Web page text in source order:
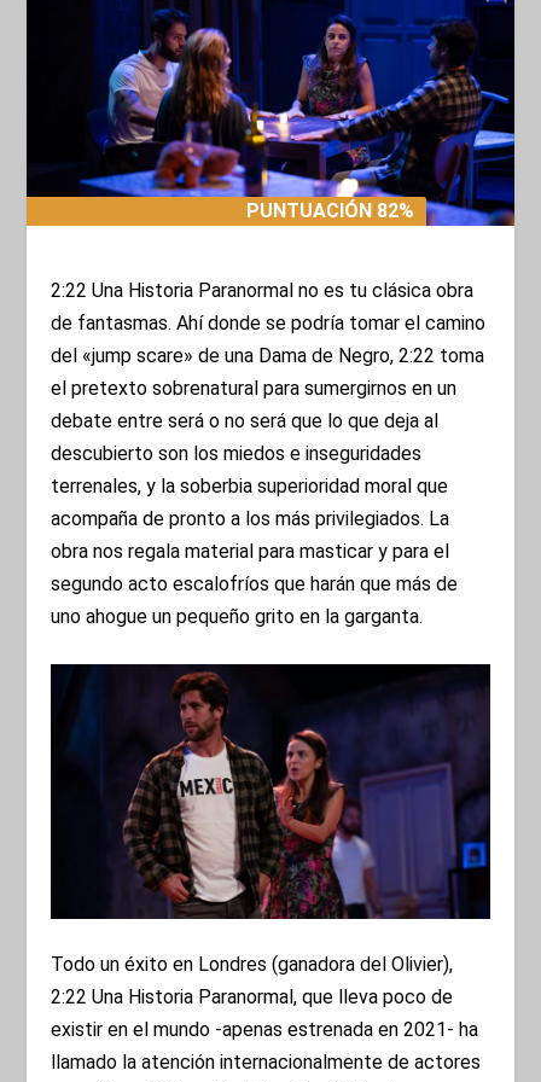
PUNTUACIÓN 82%
PUNTUACIÓN 82%
2:22 Una Historia Paranormal no es tu clásica obra
de fantasmas. Ahí donde se podría tomar el camino
del «jump scare» de una Dama de Negro, 2:22 toma
el pretexto sobrenatural para sumergirnos en un
debate entre será o no será que lo que deja al
descubierto son los miedos e inseguridades
terrenales, y la soberbia superioridad moral que
acompaña de pronto a los más privilegiados. La
obra nos regala material para masticar y para el
segundo acto escalofríos que harán que más de
uno ahogue un pequeño grito en la garganta.
Todo un éxito en Londres (ganadora del Olivier),
2:22 Una Historia Paranormal, que lleva poco de
existir en el mundo -apenas estrenada en 2021- ha
llamado la atención internacionalmente de actores